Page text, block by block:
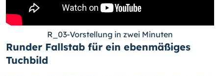
R_03-Vorstellung in zwei Minuten
Runder Fallstab für ein ebenmäßiges
Tuchbild